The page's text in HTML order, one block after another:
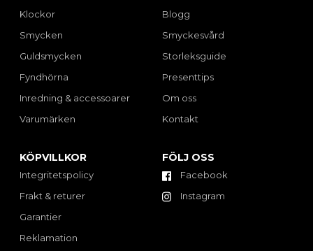
Klockor
Smycken
Guldsmycken
Fyndhörna
Inredning & accessoarer
Varumärken
Blogg
Smyckesvård
Storleksguide
Presenttips
Om oss
Kontakt
KÖPVILLKOR
Integritetspolicy
Frakt & returer
Garantier
Reklamation
FÖLJ OSS
Facebook
Instagram